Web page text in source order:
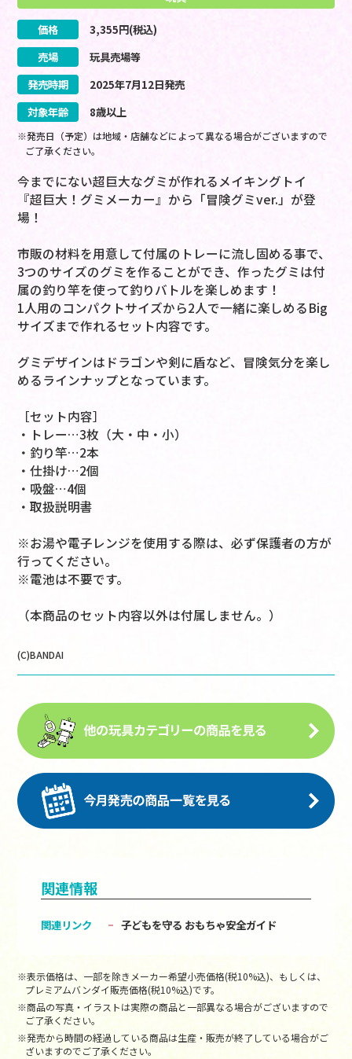
価格 3,355円(税込)
売場
玩具売場等
発売時期
2025年7月12日発売
対象年齢
8歳以上
※発売日（予定）は地域・店舗などによって異なる場合がございますので
ご了承ください。
今までにない超巨大なグミが作れるメイキングトイ
『超巨大！グミメーカー』から「冒険グミver.」が登
場！
市販の材料を用意して付属のトレーに流し固める事で、
3つのサイズのグミを作ることができ、作ったグミは付
属の釣り竿を使って釣りバトルを楽しめます！
1人用のコンパクトサイズから2人で一緒に楽しめるBig
サイズまで作れるセット内容です。
グミデザインはドラゴンや剣に盾など、冒険気分を楽し
めるラインナップとなっています。
［セット内容］
・トレー…3枚（大・中・小）
・釣り竿…2本
・仕掛け…2個
・吸盤…4個
・取扱説明書
※お湯や電子レンジを使用する際は、必ず保護者の方が
行ってください。
※電池は不要です。
（本商品のセット内容以外は付属しません。）
(C)BANDAI
関連情報
関連リンク 子どもを守る おもちゃ安全ガイド
※表示価格は、一部を除きメーカー希望小売価格(税10%込)、もしくは、
プレミアムバンダイ販売価格(税10%込)です。
※商品の写真・イラストは実際の商品と一部異なる場合がございますので
ご了承ください。
※発売から時間の経過している商品は生産・販売が終了している場合がご
ざいますのでご了承ください。